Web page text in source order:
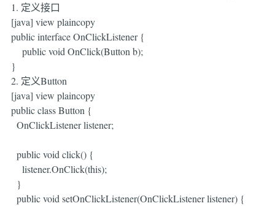
1. 定义接口
[java] view plaincopy
public interface OnClickListener {
public void OnClick(Button b);
}
2. 定义Button
[java] view plaincopy
public class Button {
OnClickListener listener;
public void click() {
listener.OnClick(this);
}
public void setOnClickListener(OnClickListener listener) {